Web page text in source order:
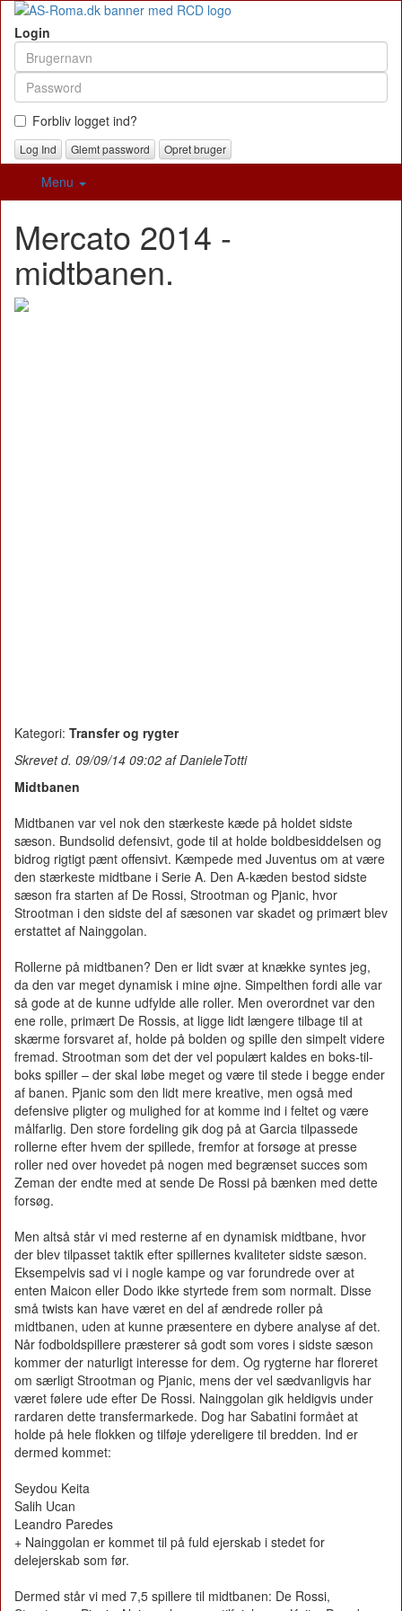
Login
Forbliv logget ind?
Glemt password Opret bruger
Menu
Mercato 2014 -
midtbanen.
Kategori: Transfer og rygter
Skrevet d. 09/09/14 09:02 af DanieleTotti
Midtbanen
Midtbanen var vel nok den stærkeste kæde på holdet sidste
sæson. Bundsolid defensivt, gode til at holde boldbesiddelsen og
bidrog rigtigt pænt offensivt. Kæmpede med Juventus om at være
den stærkeste midtbane i Serie A. Den A-kæden bestod sidste
sæson fra starten af De Rossi, Strootman og Pjanic, hvor
Strootman i den sidste del af sæsonen var skadet og primært blev
erstattet af Nainggolan.
Rollerne på midtbanen? Den er lidt svær at knække syntes jeg,
da den var meget dynamisk i mine øjne. Simpelthen fordi alle var
så gode at de kunne udfylde alle roller. Men overordnet var den
ene rolle, primært De Rossis, at ligge lidt længere tilbage til at
skærme forsvaret af, holde på bolden og spille den simpelt videre
fremad. Strootman som det der vel populært kaldes en boks-til-
boks spiller – der skal løbe meget og være til stede i begge ender
af banen. Pjanic som den lidt mere kreative, men også med
defensive pligter og mulighed for at komme ind i feltet og være
målfarlig. Den store fordeling gik dog på at Garcia tilpassede
rollerne efter hvem der spillede, fremfor at forsøge at presse
roller ned over hovedet på nogen med begrænset succes som
Zeman der endte med at sende De Rossi på bænken med dette
forsøg.
Men altså står vi med resterne af en dynamisk midtbane, hvor
der blev tilpasset taktik efter spillernes kvaliteter sidste sæson.
Eksempelvis sad vi i nogle kampe og var forundrede over at
enten Maicon eller Dodo ikke styrtede frem som normalt. Disse
små twists kan have været en del af ændrede roller på
midtbanen, uden at kunne præsentere en dybere analyse af det.
Når fodboldspillere præsterer så godt som vores i sidste sæson
kommer der naturligt interesse for dem. Og rygterne har floreret
om særligt Strootman og Pjanic, mens der vel sædvanligvis har
været følere ude efter De Rossi. Nainggolan gik heldigvis under
rardaren dette transfermarkede. Dog har Sabatini formået at
holde på hele flokken og tilføje ydereligere til bredden. Ind er
dermed kommet:
Seydou Keita
Salih Ucan
Leandro Paredes
+ Nainggolan er kommet til på fuld ejerskab i stedet for
delejerskab som før.
Dermed står vi med 7,5 spillere til midtbanen: De Rossi,